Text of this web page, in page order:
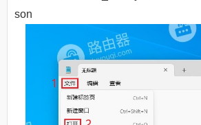
son